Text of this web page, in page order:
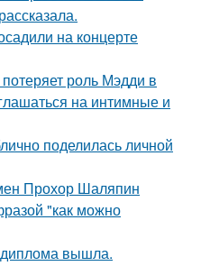
на концерте
роль Мэдди в
на интимные и
поделилась личной
Прохор Шаляпин
"как можно
диплома вышла.